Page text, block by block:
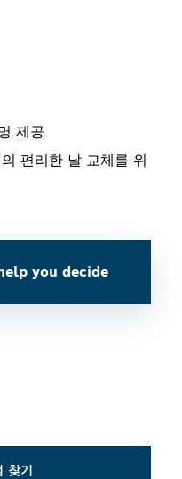
제공
편리한 날 교체를 위
you decide
찾기